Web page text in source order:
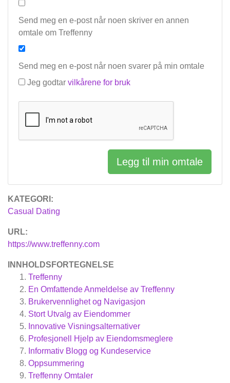
KATEGORI:
Casual Dating
URL:
https://www.treffenny.com
INNHOLDSFORTEGNELSE
Treffenny
En Omfattende Anmeldelse av Treffenny
Brukervennlighet og Navigasjon
Stort Utvalg av Eiendommer
Innovative Visningsalternativer
Profesjonell Hjelp av Eiendomsmeglere
Informativ Blogg og Kundeservice
Oppsummering
Treffenny Omtaler
Send meg en e-post når noen skriver en annen
omtale om Treffenny
Send meg en e-post når noen svarer på min omtale
Jeg godtar vilkårene for bruk
Legg til min omtale